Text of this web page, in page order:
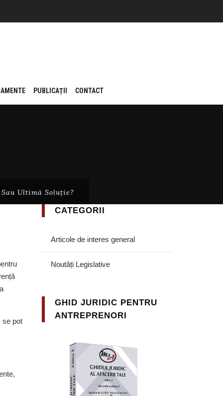
PUBLICAȚII CONTACT
Ultimă Soluție?
se pot
CATEGORII
Articole de interes general
Noutăți Legislative
GHID JURIDIC PENTRU
ANTREPRENORI